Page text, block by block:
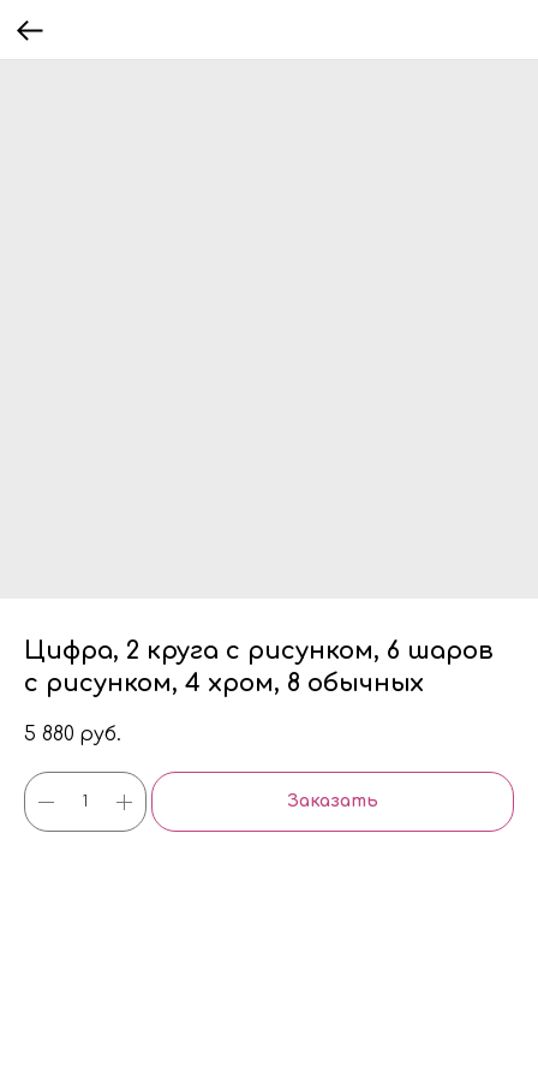
Цифра, 2 круга с рисунком, 6 шаров
с рисунком, 4 хром, 8 обычных
5 880 руб.
Заказать